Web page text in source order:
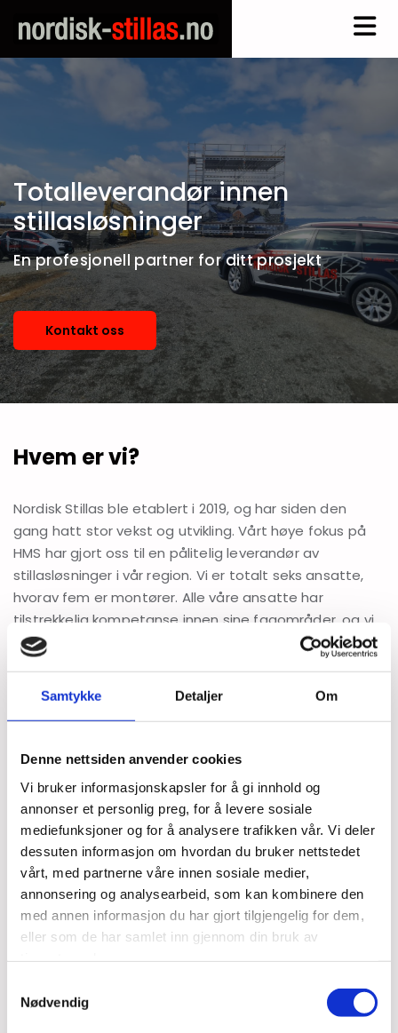
Samtykke Detaljer Om
Denne nettsiden anvender cookies
Vi bruker informasjonskapsler for å gi innhold og
annonser et personlig preg, for å levere sosiale
mediefunksjoner og for å analysere trafikken vår. Vi deler
dessuten informasjon om hvordan du bruker nettstedet
vårt, med partnerne våre innen sosiale medier,
annonsering og analysearbeid, som kan kombinere den
med annen informasjon du har gjort tilgjengelig for dem,
eller som de har samlet inn gjennom din bruk av
Nødvendig
Totalleverandør innen
stillasløsninger
En profesjonell partner for ditt prosjekt
Kontakt oss
Hvem er vi?
Nordisk Stillas ble etablert i 2019, og har siden den
gang hatt stor vekst og utvikling. Vårt høye fokus på
HMS har gjort oss til en pålitelig leverandør av
stillasløsninger i vår region. Vi er totalt seks ansatte,
hvorav fem er montører. Alle våre ansatte har
tilstrekkelig kompetanse innen sine fagområder, og vi
har hatt stor suksess med å levere tilfredsstillende
tjenester til kunder som UCO, Ramirent og Betonmast.
Vi tar på oss små og store oppdrag
Vi utfører små og store prosjekter for både private
og bedrifter. Vårt hovednedslagsfelt er Innlandet,
men reiseveg er i realiteten ingen hindring for oss. Vi
tilbyr alt innen stillastjenester, og kan enten bli leid
inn som montører, eller som totalleverandør.
Våre sertifiseringer:
Nordisk Stillas er godkjent som lærlingebedrift og
medlem av StartBANK.